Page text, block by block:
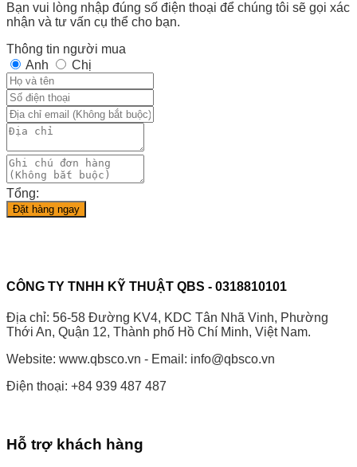
Bạn vui lòng nhập đúng số điện thoại để chúng tôi sẽ gọi xác
nhận và tư vấn cụ thể cho bạn.
Thông tin người mua
Anh
Chị
Tổng:
Đặt hàng ngay
CÔNG TY TNHH KỸ THUẬT QBS - 0318810101
Địa chỉ: 56-58 Đường KV4, KDC Tân Nhã Vinh, Phường
Thới An, Quận 12, Thành phố Hồ Chí Minh, Việt Nam.
Website: www.qbsco.vn - Email: info@qbsco.vn
Điện thoại: +84 939 487 487
Hỗ trợ khách hàng